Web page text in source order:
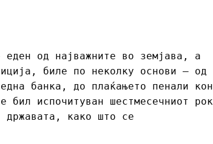
еден од најважните во земјава, а
биле по неколку основи – од
банка, до плаќањето пенали кон
бил испочитуван шестмесечниот рок
државата, како што се